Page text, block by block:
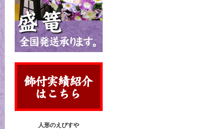
人形のえびすや